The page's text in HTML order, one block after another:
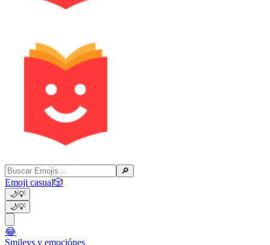
🔎
Emoji casual🎲
🌙💡
🌙💡
😂
Smileys y emociónes